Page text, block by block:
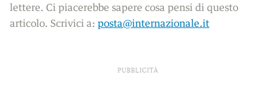
lettere. Ci piacerebbe sapere cosa pensi di questo
articolo. Scrivici a: posta@internazionale.it
PUBBLICITÀ